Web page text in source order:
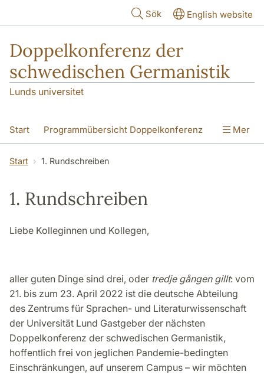
Sök English website
Doppelkonferenz der
schwedischen Germanistik
Lunds universitet
Start Programmübersicht Doppelkonferenz
Programm Text im Kontext
Anmeldung Hotels Lageplan
Mer
Start 1. Rundschreiben
1. Rundschreiben
Liebe Kolleginnen und Kollegen,
aller guten Dinge sind drei, oder tredje gången gillt: vom
21. bis zum 23. April 2022 ist die deutsche Abteilung
des Zentrums für Sprachen- und Literaturwissenschaft
der Universität Lund Gastgeber der nächsten
Doppelkonferenz der schwedischen Germanistik,
hoffentlich frei von jeglichen Pandemie-bedingten
Einschränkungen, auf unserem Campus – wir möchten